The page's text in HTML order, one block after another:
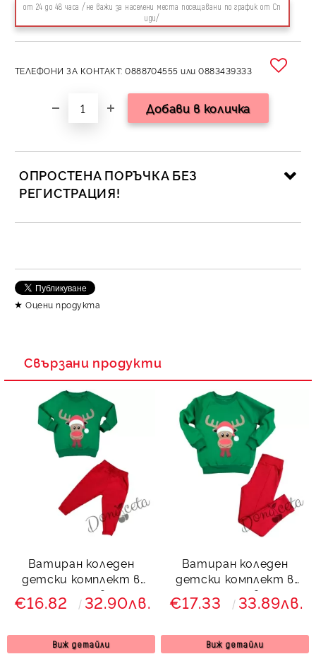
от 24 до 48 часа /не важи за населени места посещавани по график от Сп
иди/
ТЕЛЕФОНИ ЗА КОНТАКТ: 0888704555 или 0883439333
ОПРОСТЕНА ПОРЪЧКА БЕЗ
РЕГИСТРАЦИЯ!
Съгласен съм с
Оцени продукта
Свързани продукти
Ватиран коледен
детски комплект в
зелено и червено с
еленче 8455567
€16.82 32.90лв.
Виж детайли
Ватиран коледен
детски комплект в
зелено и червено с
клин и еленче 8466657
€17.33 33.89лв.
Виж детайли